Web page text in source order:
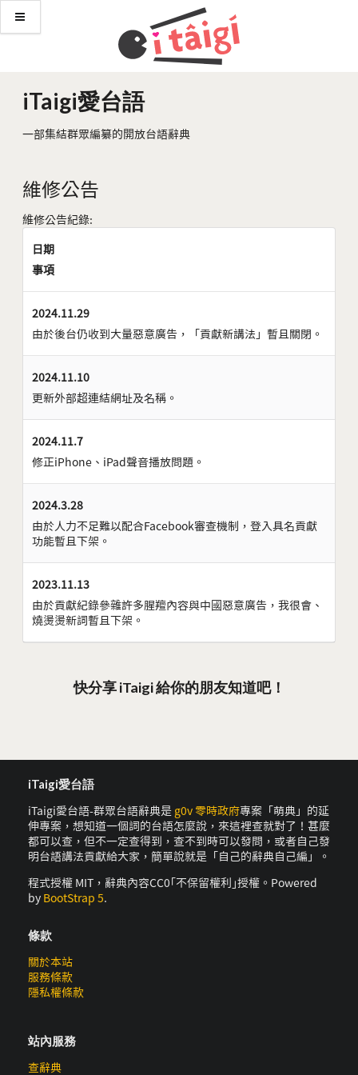
iTaigi愛台語
一部集結群眾編纂的開放台語辭典
維修公告
維修公告紀錄:
日期
事項
2024.11.29
由於後台仍收到大量惡意廣告，「貢獻新講法」暫且關閉。
2024.11.10
更新外部超連結網址及名稱。
2024.11.7
修正iPhone、iPad聲音播放問題。
2024.3.28
由於人力不足難以配合Facebook審查機制，登入具名貢獻
功能暫且下架。
2023.11.13
由於貢獻紀錄參雜許多腥羶內容與中國惡意廣告，我很會、
燒燙燙新詞暫且下架。
快分享 iTaigi 給你的朋友知道吧！
iTaigi愛台語
iTaigi愛台語-群眾台語辭典是 g0v 零時政府專案「萌典」的延
伸專案，想知道一個詞的台語怎麼說，來這裡查就對了！甚麼
都可以查，但不一定查得到，查不到時可以發問，或者自己發
明台語講法貢獻給大家，簡單說就是「自己的辭典自己編」。
程式授權 MIT，辭典內容CC0｢不保留權利｣授權。Powered
by BootStrap 5.
條款
關於本站
服務條款
隱私權條款
站內服務
查辭典